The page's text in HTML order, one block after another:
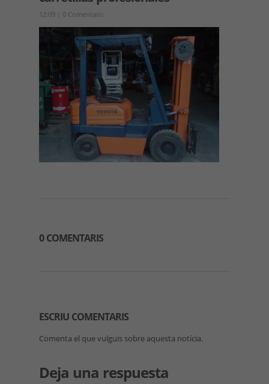
12:09 0 Comentaris
0 COMENTARIS
ESCRIU COMENTARIS
Comenta el que vulguis sobre aquesta notícia.
Deja una respuesta